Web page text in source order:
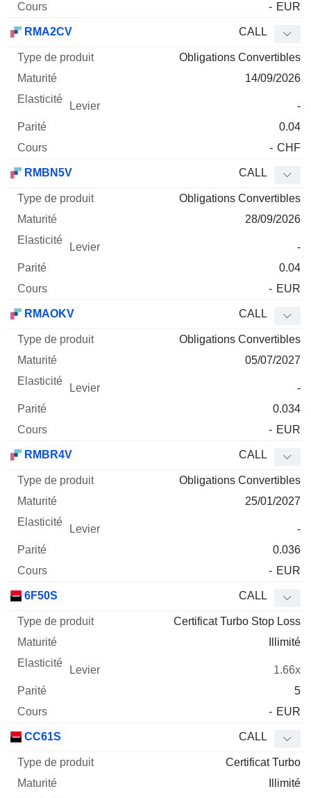
- EUR
RMA2CV CALL
Obligations Convertibles
14/09/2026
-
0.04
- CHF
RMBN5V CALL
Obligations Convertibles
28/09/2026
-
0.04
- EUR
RMAOKV CALL
Obligations Convertibles
05/07/2027
-
0.034
- EUR
RMBR4V CALL
Obligations Convertibles
25/01/2027
-
0.036
- EUR
6F50S CALL
Certificat Turbo Stop Loss
Illimité
1.66x
5
- EUR
CC61S CALL
Certificat Turbo
Illimité